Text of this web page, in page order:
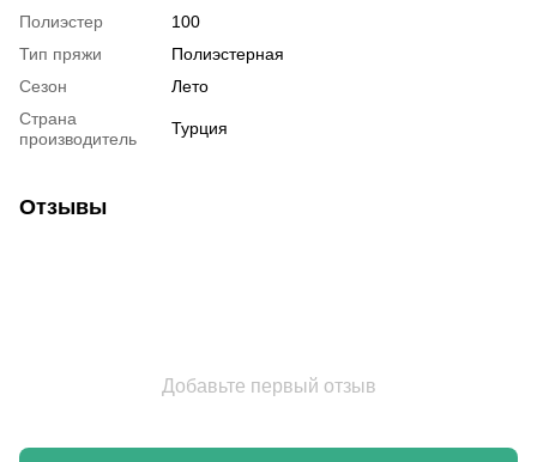
Полиэстер
100
Тип пряжи
Полиэстерная
Сезон
Лето
Страна
производитель
Турция
Отзывы
Добавьте первый отзыв